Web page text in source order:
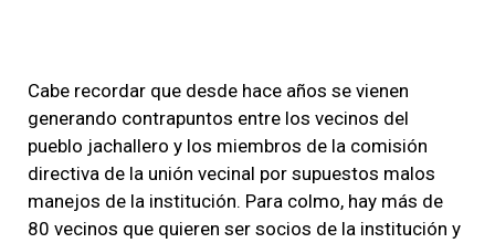
Cabe recordar que desde hace años se vienen
generando contrapuntos entre los vecinos del
pueblo jachallero y los miembros de la comisión
directiva de la unión vecinal por supuestos malos
manejos de la institución. Para colmo, hay más de
80 vecinos que quieren ser socios de la institución y